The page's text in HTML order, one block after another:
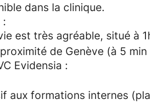
dans la clinique.
:
est très agréable, situé à
de Genève (à 5 min
Evidensia :
aux formations internes